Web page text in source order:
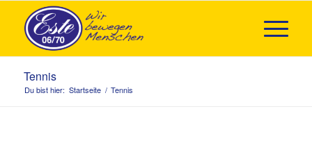
Tennis
Du bist hier: Startseite / Tennis